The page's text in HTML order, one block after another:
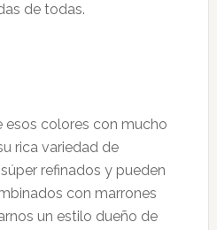
de todas.
esos colores con mucho
rica variedad de
refinados y pueden
con marrones
un estilo dueño de